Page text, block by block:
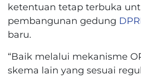
ketentuan tetap terbuka
pembangunan gedung
baru.
“Baik melalui mekanisme
skema lain yang sesuai